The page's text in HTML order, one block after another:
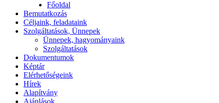
Süni Óvodák
Villaépület a város szívében
Főoldal
Bemutatkozás
Céljaink, feladataink
Szolgáltatások, Ünnepek
Ünnepek, hagyományaink
Szolgáltatások
Dokumentumok
Képtár
Elérhetőségeink
Hírek
Alapítvány
Ajánlások